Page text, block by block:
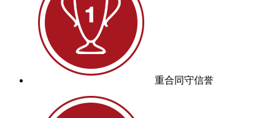
重合同守信誉